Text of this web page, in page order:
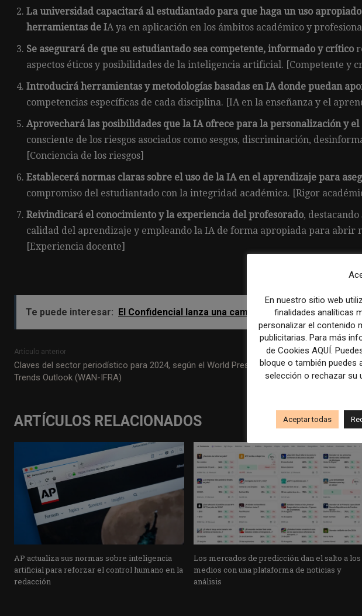
La universidad capacitará al estudiantado para que haga un uso
herramientas de IA ya en aplicación en los ámbitos académico y
Se asegurará de que su estudiantado sea competente, informado y crítico
aspectos éticos y posibilidades de la inteligencia artificial. [Competente y
Introducirá herramientas y metodologías basadas en IA donde puedan
competencias específicas de cada disciplina. [IA en la enseñanza y el
Aprovechará las posibilidades que la IA ofrece para la personalización y
consciente de los riesgos asociados como sesgos, discriminación,
[Conciencia de los riesgos]
Establecerá normas claras sobre el uso de la IA en el aprendizaje para
compromiso del estudiantado con la integridad académica. [Rigor
Reivindicará el conocimiento y la experiencia del profesorado,
calidad del aprendizaje y empleando la IA de forma apropiada para abrir
[Experiencia docente]
Te puede interesar: El Confidencial lanza una campaña por su 25
Artículo anterior
Claves del sector periodístico para 2024, según el World Press
Trends Outlook (WAN-IFRA)
La PINF publica
ARTÍCULOS RELACIONADOS
AP actualiza sus normas sobre inteligencia
artificial para reforzar el control humano en la
redacción
Los mercados de predicción dan el salto a los
medios con una plataforma de noticias y
análisis
En nuestro sitio web
finalidades analíticas
personalizar el contenido
publicitarias. Para más
de Cookies AQUÍ.
bloque o también
selección o rechazar su
Aceptar todas